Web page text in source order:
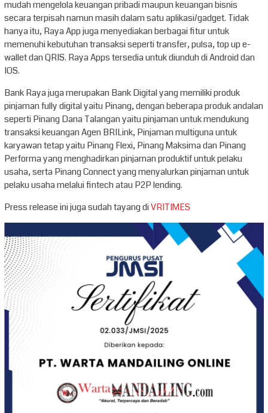
mudah mengelola keuangan pribadi maupun keuangan bisnis
secara terpisah namun masih dalam satu aplikasi/gadget. Tidak
hanya itu, Raya App juga menyediakan berbagai fitur untuk
memenuhi kebutuhan transaksi seperti transfer, pulsa, top up e-
wallet dan QRIS. Raya Apps tersedia untuk diunduh di Android dan
IOS.
Bank Raya juga merupakan Bank Digital yang memiliki produk
pinjaman fully digital yaitu Pinang, dengan beberapa produk andalan
seperti Pinang Dana Talangan yaitu pinjaman untuk mendukung
transaksi keuangan Agen BRILink, Pinjaman multiguna untuk
karyawan tetap yaitu Pinang Flexi, Pinang Maksima dan Pinang
Performa yang menghadirkan pinjaman produktif untuk pelaku
usaha, serta Pinang Connect yang menyalurkan pinjaman untuk
pelaku usaha melalui fintech atau P2P lending.
Press release ini juga sudah tayang diVRITIMES